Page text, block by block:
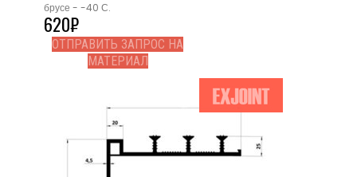
брусе - -40 С.
620₽
ОТПРАВИТЬ ЗАПРОС НА
МАТЕРИАЛ